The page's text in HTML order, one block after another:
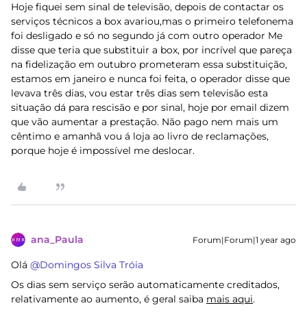
Hoje fiquei sem sinal de televisão, depois de contactar os
serviços técnicos a box avariou,mas o primeiro telefonema
foi desligado e só no segundo já com outro operador Me
disse que teria que substituir a box, por incrível que pareça
na fidelização em outubro prometeram essa substituição,
estamos em janeiro e nunca foi feita, o operador disse que
levava três dias, vou estar três dias sem televisão esta
situação dá para rescisão e por sinal, hoje por email dizem
que vão aumentar a prestação. Não pago nem mais um
cêntimo e amanhã vou á loja ao livro de reclamações,
porque hoje é impossível me deslocar.
ana_Paula Forum|Forum|1 year ago
Olá ​ @Domingos Silva Tróia
Os dias sem serviço serão automaticamente creditados,
relativamente ao aumento, é geral saiba mais aqui.